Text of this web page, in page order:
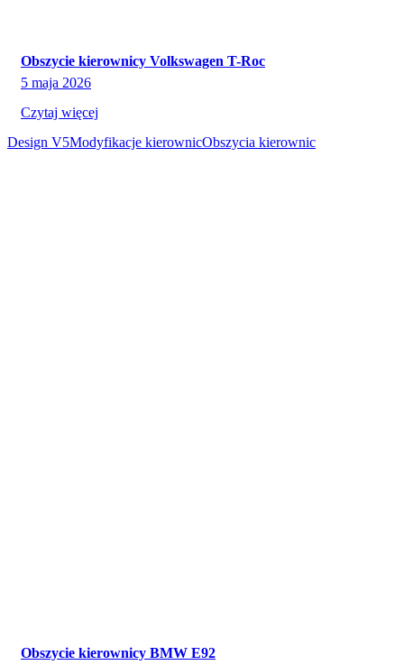
Obszycie kierownicy Volkswagen T-Roc
5 maja 2026
Czytaj więcej
Design V5Modyfikacje kierownicObszycia kierownic
Obszycie kierownicy BMW E92